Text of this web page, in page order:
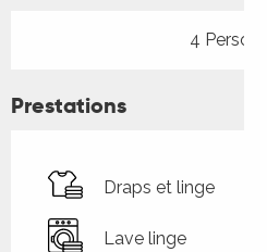
4
Prestations
Draps et linge
Lave linge